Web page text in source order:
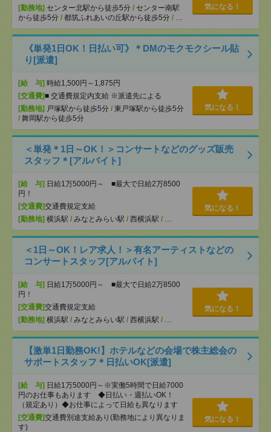
[勤務地] センター北駅から徒歩5分 / センター南駅
から徒歩5分 / 都筑ふれあいの丘駅から徒歩5分 / …
気になる！
《単発1日OK！日払い可》＊DMのモクモクシール貼
り[派遣]
[給 与] 時給1,500円～1,875円
[交通費]■ 交通費規定内支給 ※派遣先による
[勤務地] 戸塚駅から徒歩5分 / 東戸塚駅から徒歩5分
/ 舞岡駅から徒歩5分
気になる！
＜単発＊1日～OK！＞コンサートなどのグッズ販売
スタッフ＊[アルバイト]
[給 与] 日給1万5000円～ ■最大で日給2万8500
円！
[交通費]交通費規定支給
[勤務地] 横浜駅 / みなとみらい駅 / 西横浜駅 / …
気になる！
＜1日～OK！レア求人！＞有名アーティストなどの
コンサートスタッフ[アルバイト]
[給 与] 日給1万5000円～ ■最大で日給2万8500
円！
[交通費]交通費規定支給
[勤務地] 横浜駅 / みなとみらい駅 / 西横浜駅 / …
気になる！
【激単1日勤務OK!】ホテルなどの会場で株主総会の
サポートスタッフ＊日払いOK[派遣]
[給 与] 日給1万5000円～※実働5時間で日給7000
円のお仕事もあります ◆日払い・週払いOK！
（規定あり）◆お仕事によって日給も異なります
[交通費]交通費別途支給あり(勤務地により異なりま
す)
気になる！